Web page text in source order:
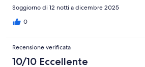
Soggiorno di 12 notti a dicembre 2025
0
Recensione verificata
10/10 Eccellente